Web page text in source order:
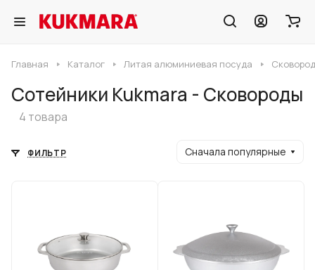
Главная Каталог Литая алюминиевая посуда
Сотейники Kukmara - Сковороды
4 товара
ФИЛЬТР Сначала популярные